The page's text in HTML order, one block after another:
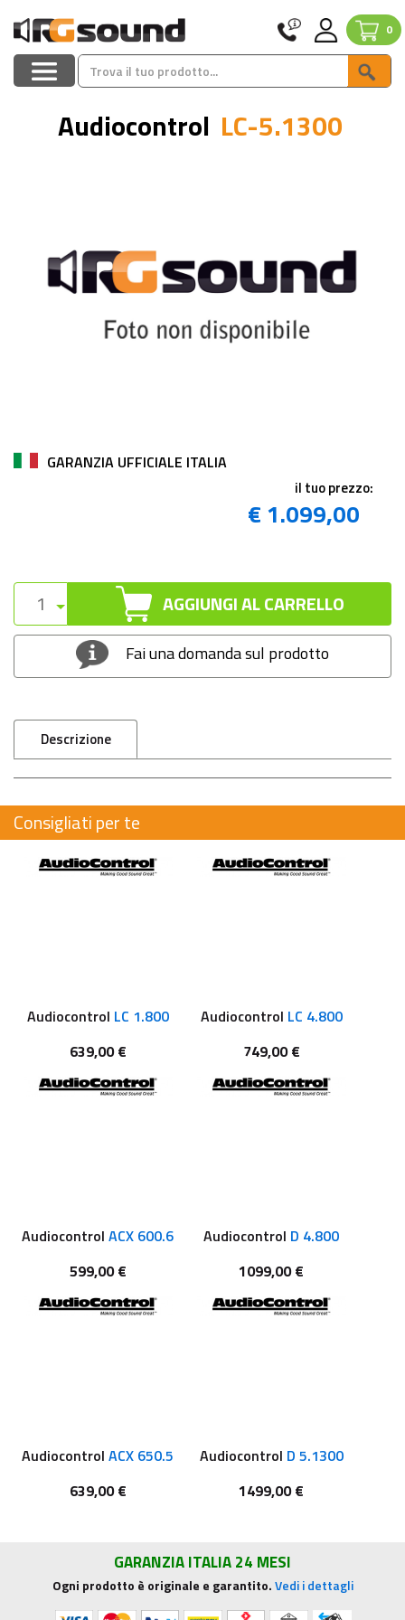
0
Audiocontrol LC-5.1300
GARANZIA UFFICIALE ITALIA
il tuo prezzo:
€ 1.099,00
AGGIUNGI AL CARRELLO
Fai una domanda sul prodotto
Descrizione
Consigliati per te
Audiocontrol LC 1.800
639,00 €
Audiocontrol LC 4.800
749,00 €
Audiocontrol ACX 600.6
599,00 €
Audiocontrol D 4.800
1099,00 €
Audiocontrol ACX 650.5
639,00 €
Audiocontrol D 5.1300
1499,00 €
GARANZIA ITALIA 24 MESI
Ogni prodotto è originale e garantito.Vedi i dettagli